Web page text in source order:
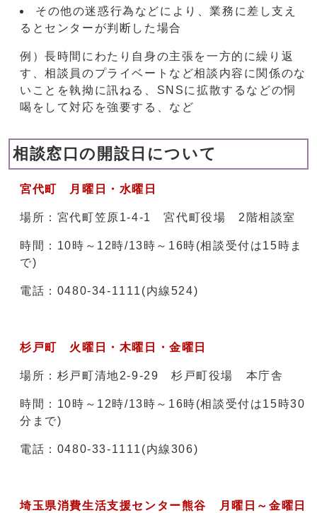
その他の迷惑行為などにより、業務に差し支え
るとセンターが判断した場合
例）長時間にわたり自身の主張を一方的に繰り返
す、相談員のプライベートなど相談内容に関係のな
いことを執拗に訊ねる、SNSに拡散するなどの恫
喝をして対応を強要する、など
相談窓口の開設日について
宮代町 月曜日・水曜日
場所：宮代町笠原1-4-1 宮代町役場 2階相談室
時間：10時～12時/13時～16時(相談受付は15時ま
で)
電話：0480-34-1111(内線524)
杉戸町 火曜日・木曜日・金曜日
場所：杉戸町清地2-9-29 杉戸町役場 本庁舎
時間：10時～12時/13時～16時(相談受付は15時30
分まで)
電話：0480-33-1111(内線306)
埼玉県消費生活支援センター熊谷 月曜日～金曜日